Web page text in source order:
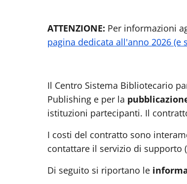
ATTENZIONE: Per informazioni
pagina dedicata all'anno 2026 (e
Il Centro Sistema Bibliotecario
Publishing e per la
istituzioni partecipanti. Il
I costi del contratto sono
contattare il servizio di supporto
Di seguito si riportano le